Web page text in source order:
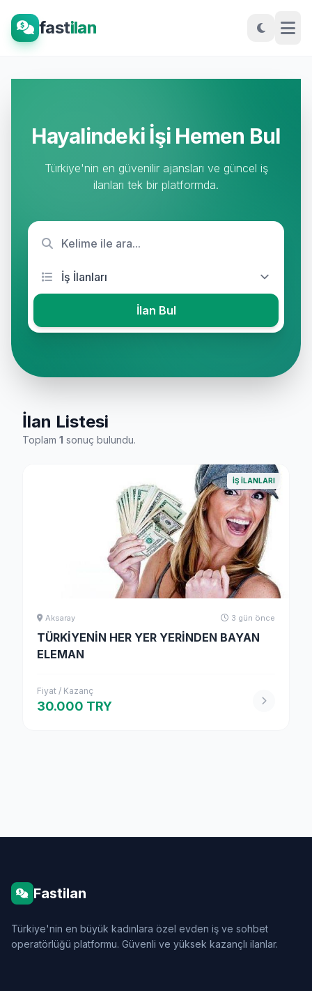
fastilan
Hayalindeki İşi Hemen Bul
Türkiye'nin en güvenilir ajansları ve güncel iş
ilanları tek bir platformda.
İlan Bul
İlan Listesi
Toplam 1 sonuç bulundu.
İŞ İLANLARI
Aksaray 3 gün önce
TÜRKİYENİN HER YER YERİNDEN BAYAN
ELEMAN
Fiyat / Kazanç
30.000 TRY
Fastilan
Türkiye'nin en büyük kadınlara özel evden iş ve sohbet
operatörlüğü platformu. Güvenli ve yüksek kazançlı ilanlar.